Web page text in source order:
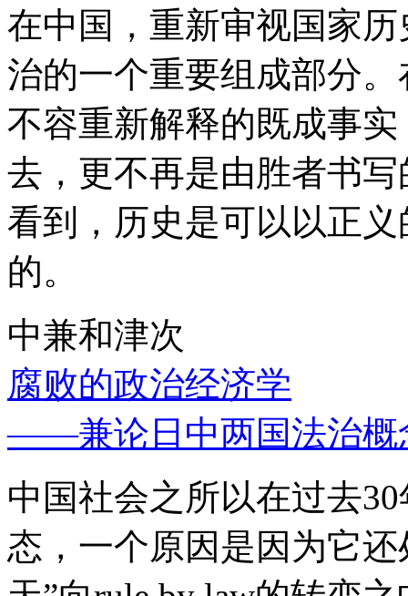
在中国，重新审视国家
治的一个重要组成部分
不容重新解释的既成事
去，更不再是由胜者书
看到，历史是可以以正
的。
中兼和津次
腐败的政治经济学
——兼论日中两国法治概
中国社会之所以在过去
态，一个原因是因为它